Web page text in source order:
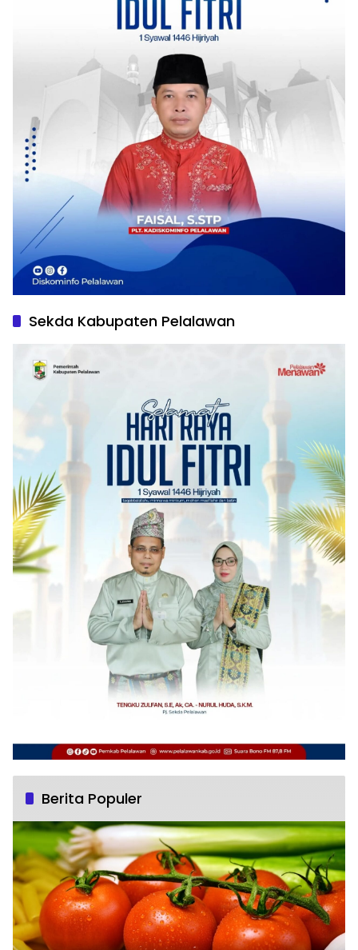
Sekda Kabupaten Pelalawan
Berita Populer